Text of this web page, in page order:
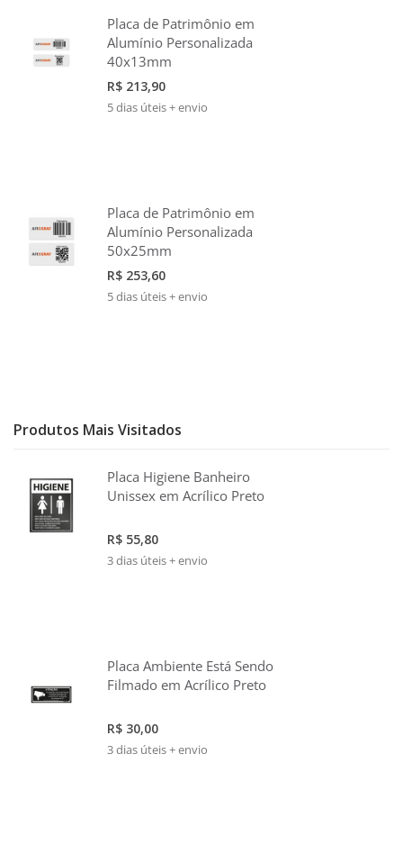
Placa de Patrimônio em
Alumínio Personalizada
40x13mm
R$ 213,90
5 dias úteis + envio
Placa de Patrimônio em
Alumínio Personalizada
50x25mm
R$ 253,60
5 dias úteis + envio
Produtos Mais Visitados
Placa Higiene Banheiro
Unissex em Acrílico Preto
R$ 55,80
3 dias úteis + envio
Placa Ambiente Está Sendo
Filmado em Acrílico Preto
R$ 30,00
3 dias úteis + envio